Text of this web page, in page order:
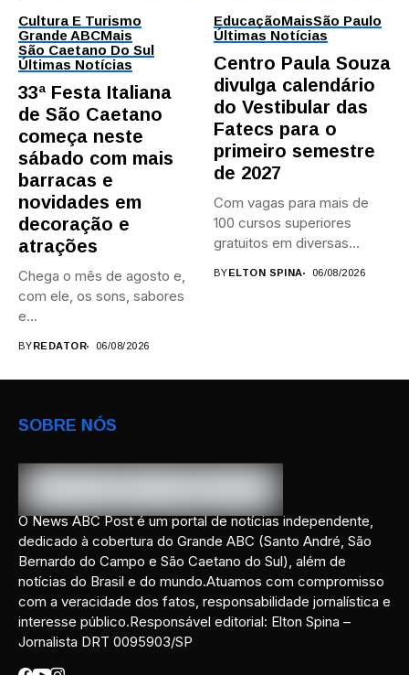
Cultura E Turismo
Grande ABCMais
São Caetano Do Sul
Últimas Notícias
33ª Festa Italiana
de São Caetano
começa neste
sábado com mais
barracas e
novidades em
decoração e
atrações
Chega o mês de agosto e,
com ele, os sons, sabores
e...
BY REDATOR 06/08/2026
EducaçãoMaisSão Paulo
Últimas Notícias
Centro Paula Souza
divulga calendário
do Vestibular das
Fatecs para o
primeiro semestre
de 2027
Com vagas para mais de
100 cursos superiores
gratuitos em diversas
BY ELTON SPINA 06/08/2026
SOBRE NÓS
O News ABC Post é um portal de notícias independente,
dedicado à cobertura do Grande ABC (Santo André, São
Bernardo do Campo e São Caetano do Sul), além de
notícias do Brasil e do mundo.Atuamos com compromisso
com a veracidade dos fatos, responsabilidade jornalística e
interesse público.Responsável editorial: Elton Spina –
Jornalista DRT 0095903/SP